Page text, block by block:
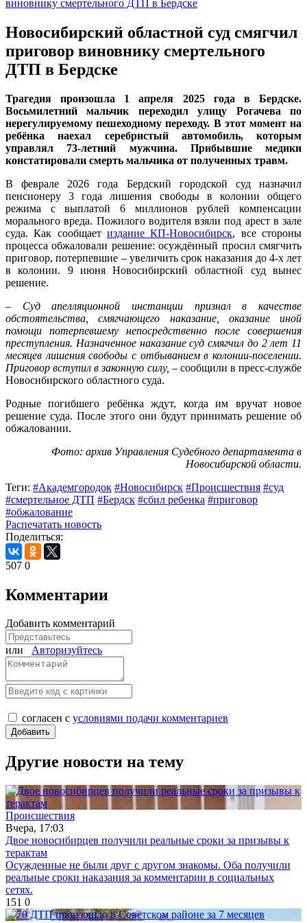
Новосибирский областной суд смягчил
приговор виновнику смертельного
ДТП в Бердске
Трагедия произошла 1 апреля 2025 года в Бердске.
Восьмилетний мальчик переходил улицу Рогачева по
нерегулируемому пешеходному переходу. В этот момент на
ребёнка наехал серебристый автомобиль, которым
управлял 73-летний мужчина. Прибывшие медики
констатировали смерть мальчика от полученных травм.
В феврале 2026 года Бердский городской суд назначил
пенсионеру 3 года лишения свободы в колонии общего
режима с выплатой 6 миллионов рублей компенсации
морального вреда. Пожилого водителя взяли под арест в зале
суда. Как сообщает издание КП-Новосибирск, все стороны
процесса обжаловали решение: осуждённый просил смягчить
приговор, потерпевшие – увеличить срок наказания до 4-х лет
в колонии. 9 июня Новосибирский областной суд вынес
решение.
– Суд апелляционной инстанции признал в качестве
обстоятельства, смягчающего наказание, оказание иной
помощи потерпевшему непосредственно после совершения
преступления. Назначенное наказание суд смягчил до 2 лет 11
месяцев лишения свободы с отбыванием в колонии-поселении.
Приговор вступил в законную силу, – сообщили в пресс-службе
Новосибирского областного суда.
Родные погибшего ребёнка ждут, когда им вручат новое
решение суда. После этого они будут принимать решение об
обжаловании.
Фото: архив Управления Судебного департамента в
Новосибирской области.
Теги: #Академгородок #Новосибирск #Происшествия #суд
#смертельное ДТП #Бердск #сбил ребенка #приговор
#обжалование
Распечатать новость
Поделиться:
507 0
Комментарии
Добавить комментарий
или Авторизуйтесь
согласен с условиями подачи комментариев
Другие новости на тему
Происшествия
Вчера, 17:03
Двое новосибирцев получили реальные сроки за призывы к
терактам
Осужденные не были друг с другом знакомы. Оба получили
реальные сроки наказания за комментарии в социальных
сетях.
151 0